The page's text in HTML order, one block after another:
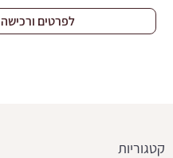
לפרטים ורכישה
קטגוריות